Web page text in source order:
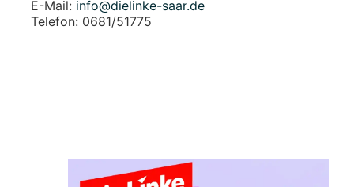
E-Mail: info@dielinke-saar.de
Telefon: 0681/51775